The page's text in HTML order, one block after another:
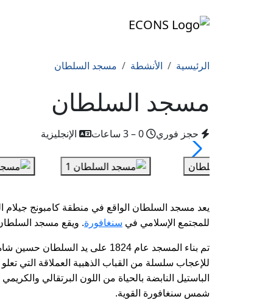
الرئيسية الأنشطة مسجد السلطان
مسجد السلطان
حجز فوري الإنجليزية
يعد مسجد السلطان الواقع في منطقة كامبونج جيلام
للمجتمع الإسلامي في سنغافورة. ويقع مسجد السلطان على
تم بناء المسجد عام 1824 على يد
للإعجاب سلسلة من القباب الذهبية العملاقة التي
الباستيل النابضة بالحياة من اللون البرتقالي
شمس سنغافورة القوية.